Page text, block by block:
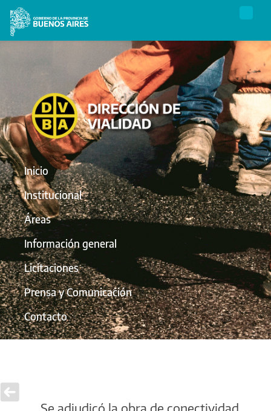
Inicio
Institucional
Áreas
Información general
Licitaciones
Prensa y Comunicación
Contacto
Se adjudicó la obra de conectividad